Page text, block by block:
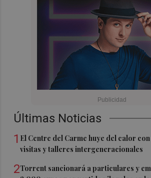
Últimas Noticias
1 El Centre del Carme huye del calor
visitas y talleres intergeneracionales
2Torrent sancionará a particulares y